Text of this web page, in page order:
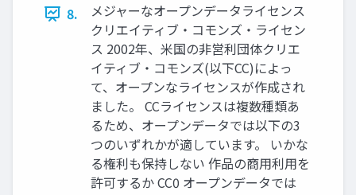
8.
メジャーなオープンデータライセンス
クリエイティブ・コモンズ・ライセン
ス 2002年、米国の非営利団体クリエ
イティブ・コモンズ(以下CC)によっ
て、オープンなライセンスが作成され
ました。 CCライセンスは複数種類あ
るため、オープンデータでは以下の3
つのいずれかが適しています。 いかな
る権利も保持しない 作品の商用利用を
許可するか CC0 オープンデータでは